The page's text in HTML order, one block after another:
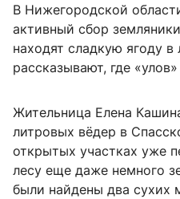
В Нижегородской
активный сбор
находят сладкую ягоду в
рассказывают, где
Жительница Елена
литровых вёдер в
открытых участках уже
лесу еще даже немного
были найдены два сухих